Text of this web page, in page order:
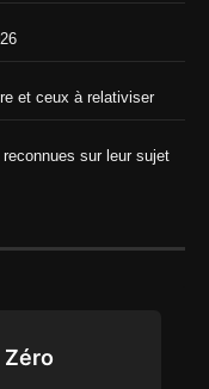
et ceux à relativiser
sur leur sujet
Zéro